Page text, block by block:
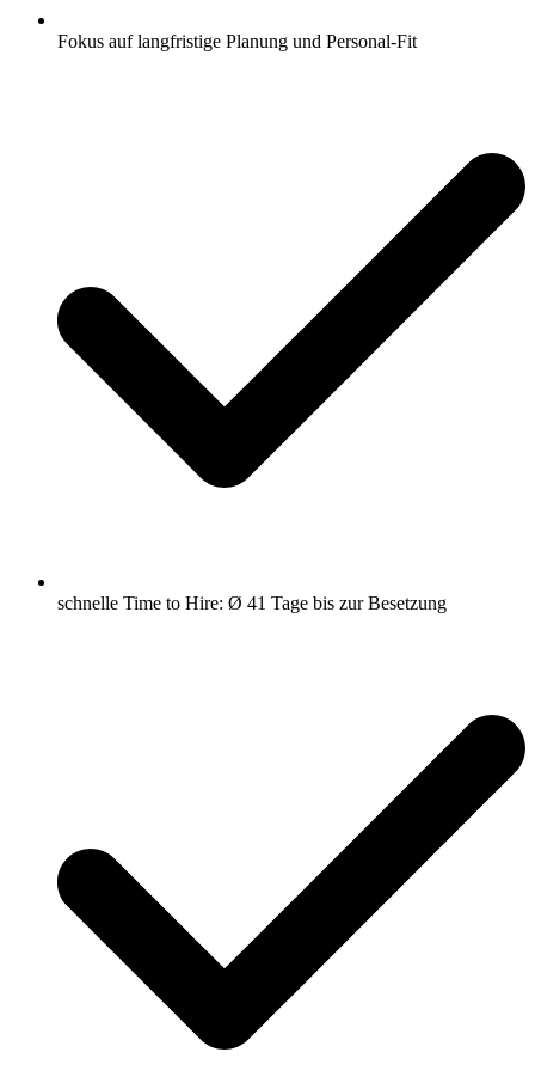
Fokus auf langfristige Planung und Personal-Fit
schnelle Time to Hire: Ø 41 Tage bis zur Besetzung